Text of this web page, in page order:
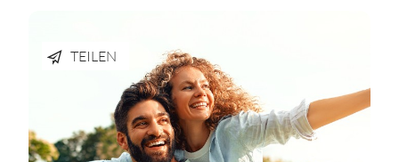
TEILEN